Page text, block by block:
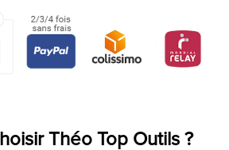
Théo Top Outils ?